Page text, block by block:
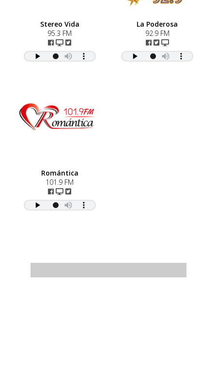
Stereo Vida
95.3 FM
La Poderosa
92.9 FM
Romántica
101.9 FM